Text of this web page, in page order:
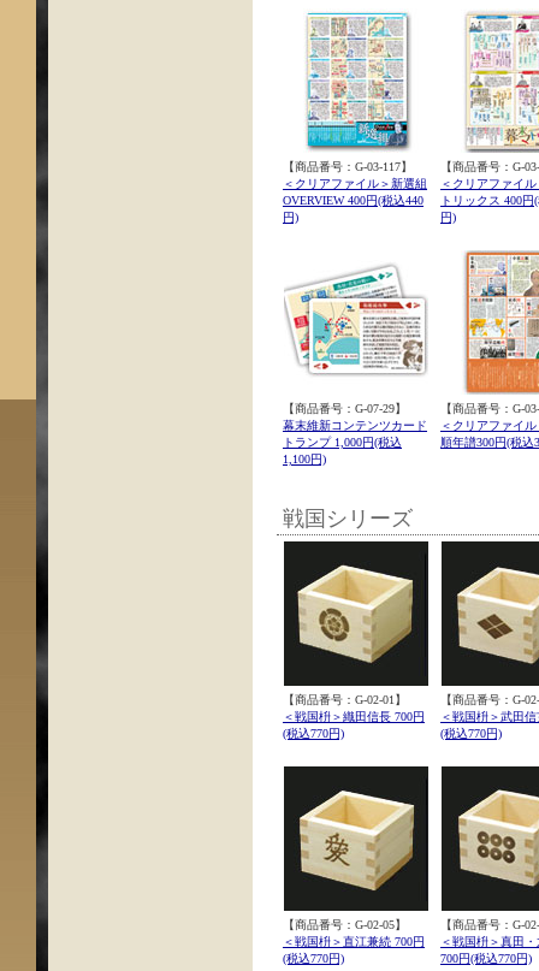
【商品番号：G-03-117】
＜クリアファイル＞新選組
OVERVIEW 400円(税込440
円)
【商品番号：G-
＜クリアファイ
トリックス 400円
円)
【商品番号：G-07-29】
幕末維新コンテンツカード
トランプ 1,000円(税込
1,100円)
【商品番号：G-
＜クリアファイ
順年譜300円(税込
戦国シリーズ
【商品番号：G-02-01】
＜戦国枡＞織田信長 700円
(税込770円)
【商品番号：G-
＜戦国枡＞武田信
(税込770円)
【商品番号：G-02-05】
＜戦国枡＞直江兼続 700円
(税込770円)
【商品番号：G-
＜戦国枡＞真田
700円(税込770円)